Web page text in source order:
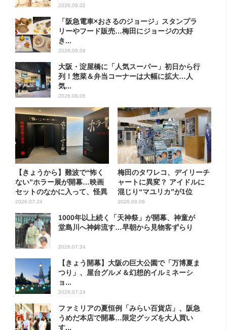
2026.08.02
「阪急電車×おさるのジョージ」スタンプラ
リーやフード販売…梅田にジョージの大好
き...
2026.08.09
大阪・淀屋橋に「人気スーパー」初日から行
列！惣菜＆弁当コーナーは大幅に拡大…人
気...
2026.08.06
【きょうから】難波で“怖く
ない”ホラー展が開幕…映画
セットのなかに入って、怪異
も...
2026.07.24
梅田のタワレコ、デイリーチ
ャートに異変？ アイドルに
混じり“マユリカ”が1位
に…...
2026.08.06
1000年以上続く「天神祭」が開幕、神童が
堂島川へ神鉾流す…早朝から見物客ずらり
2026.07.24
【きょう開幕】大阪の巨大公園で「万博夏ま
つり」、屋台グルメ＆幻想的イルミネーシ
ョ...
2026.07.24
ファミリアの夏恒例「みらい百貨店」、阪急
うめだ本店で開幕…限定グッズを大人買い
す...